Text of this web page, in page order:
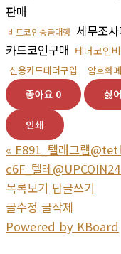
판매
비트코인송금대행 세무조
카드코인구매 테더코인
신용카드테더구입 암호화
좋아요 0 싫
인쇄
« E891_텔래그램
c6F_텔레
목록보기 답글쓰기
글수정 글삭제
Powered by KBoard